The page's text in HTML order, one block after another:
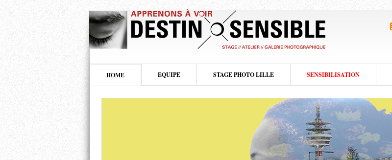
HOME EQUIPE STAGE PHOTO LILLE SENSIBILISATION